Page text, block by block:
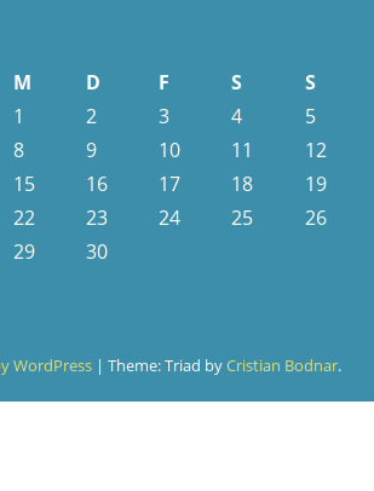
M D F S
S
1
2 3 4
5
8 9 10 11
12
15 16 17 18
19
22 23 24 25
26
29 30
WordPress |Theme: Triad byCristian Bodnar.